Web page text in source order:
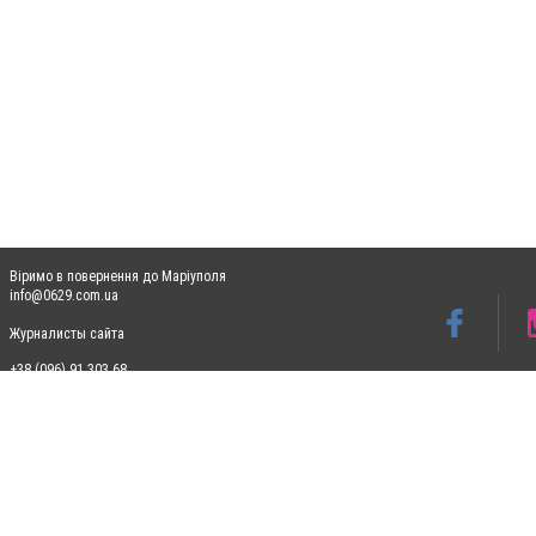
Віримо в повернення до Маріуполя
info@0629.com.ua
Журналисты сайта
+38 (096) 91 303 68